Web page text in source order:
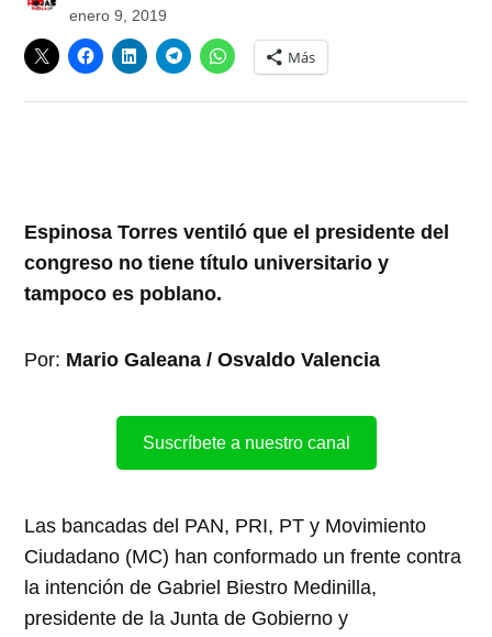
enero 9, 2019
Más
Espinosa Torres ventiló que el presidente del
congreso no tiene título universitario y
tampoco es poblano.
Por: Mario Galeana / Osvaldo Valencia
Suscríbete a nuestro canal
Las bancadas del PAN, PRI, PT y Movimiento
Ciudadano (MC) han conformado un frente contra
la intención de Gabriel Biestro Medinilla,
presidente de la Junta de Gobierno y